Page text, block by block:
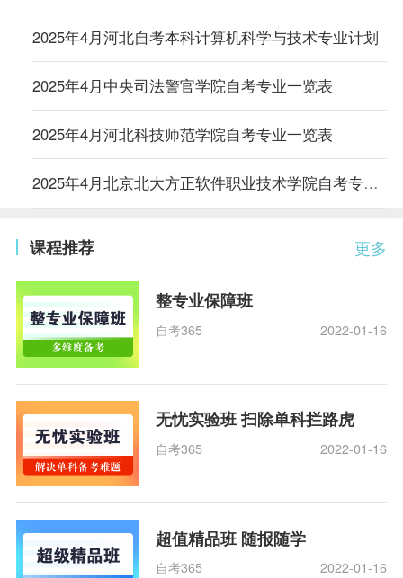
2025年4月河北自考本科计算机科学与技术专业计划
2025年4月中央司法警官学院自考专业一览表
2025年4月河北科技师范学院自考专业一览表
2025年4月北京北大方正软件职业技术学院自考专业一览表
更多
课程推荐
整专业保障班
自考365 2022-01-16
无忧实验班 扫除单科拦路虎
自考365 2022-01-16
超值精品班 随报随学
自考365 2022-01-16